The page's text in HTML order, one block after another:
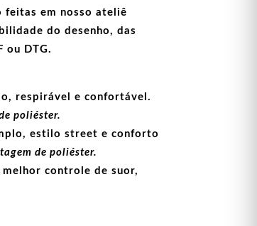
feitas em nosso ateliê
do desenho, das
ou DTG.
respirável e confortável.
poliéster.
estilo street e conforto
de poliéster.
melhor controle de suor,